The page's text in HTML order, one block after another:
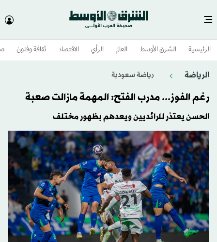
الرئيسية الشرق الأوسط​ العالم الرأي الاقتصاد ثقافة وفنون
الرياضة رياضة سعودية
رغم الفوز... مدرب الفتح: المهمة مازالت صعبة
الحسن يعتذر للرائديين ويعدهم بظهور مختلف